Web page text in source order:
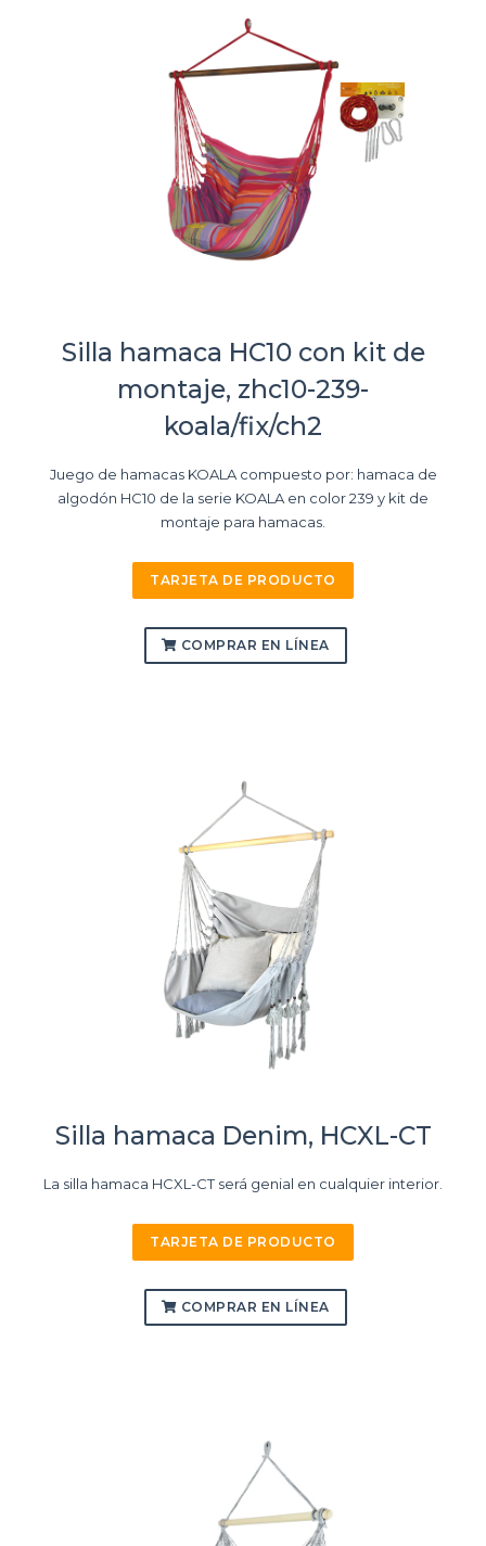
Silla hamaca HC10 con kit de
montaje, zhc10-239-
koala/fix/ch2
Juego de hamacas KOALA compuesto por: hamaca de
algodón HC10 de la serie KOALA en color 239 y kit de
montaje para hamacas.
TARJETA DE PRODUCTO
COMPRAR EN LÍNEA
Silla hamaca Denim, HCXL-CT
La silla hamaca HCXL-CT será genial en cualquier interior.
TARJETA DE PRODUCTO
COMPRAR EN LÍNEA